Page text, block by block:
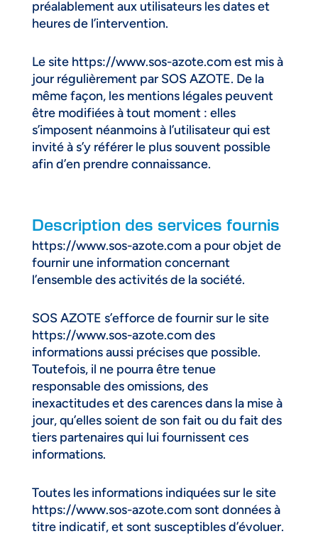
préalablement aux utilisateurs les dates et
heures de l’intervention.
Le site https://www.sos-azote.com est mis à
jour régulièrement par SOS AZOTE. De la
même façon, les mentions légales peuvent
être modifiées à tout moment : elles
s’imposent néanmoins à l’utilisateur qui est
invité à s’y référer le plus souvent possible
afin d’en prendre connaissance.
Description des services fournis
https://www.sos-azote.com a pour objet de
fournir une information concernant
l’ensemble des activités de la société.
SOS AZOTE s’efforce de fournir sur le site
https://www.sos-azote.com des
informations aussi précises que possible.
Toutefois, il ne pourra être tenue
responsable des omissions, des
inexactitudes et des carences dans la mise à
jour, qu’elles soient de son fait ou du fait des
tiers partenaires qui lui fournissent ces
informations.
Toutes les informations indiquées sur le site
https://www.sos-azote.com sont données à
titre indicatif, et sont susceptibles d’évoluer.